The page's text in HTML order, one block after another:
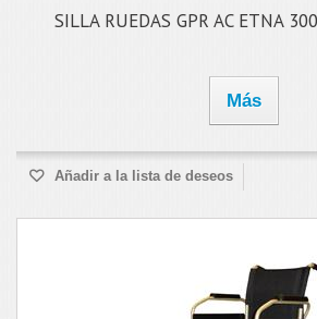
SILLA RUEDAS GPR AC ETNA
Más
Añadir a la lista de deseos